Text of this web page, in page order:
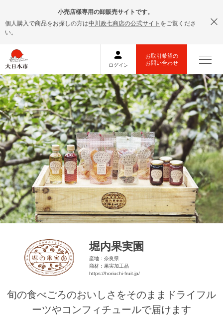
小売店様専用の卸販売サイトです。
個人購入で商品をお探しの方は中川政七商店の公式サイト をご覧くださ
い。
堀内果実園
産地：奈良県
商材：果実加工品
https://horiuchi-fruit.jp/
旬の食べごろのおいしさをそのままドライフル
ーツやコンフィチュールで届けます